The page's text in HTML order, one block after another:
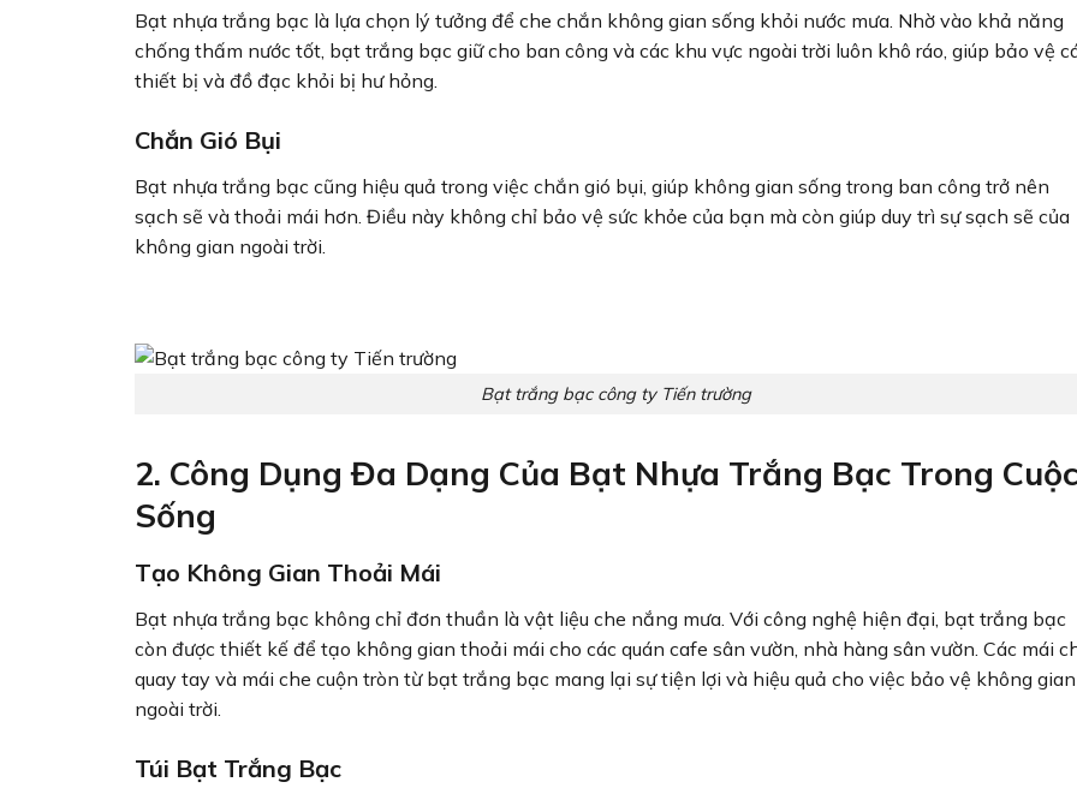
Bạt nhựa trắng bạc là lựa chọn lý tưởng để che chắn không gian sống khỏi nước mưa. Nhờ vào khả năng
chống thấm nước tốt, bạt trắng bạc giữ cho ban công và các khu vực ngoài trời luôn khô ráo, giúp bảo vệ
thiết bị và đồ đạc khỏi bị hư hỏng.
Chắn Gió Bụi
Bạt nhựa trắng bạc cũng hiệu quả trong việc chắn gió bụi, giúp không gian sống trong ban công trở nên
sạch sẽ và thoải mái hơn. Điều này không chỉ bảo vệ sức khỏe của bạn mà còn giúp duy trì sự sạch sẽ của
không gian ngoài trời.
Bạt trắng bạc công ty Tiến trường
2. Công Dụng Đa Dạng Của Bạt Nhựa Trắng Bạc Trong
Sống
Tạo Không Gian Thoải Mái
Bạt nhựa trắng bạc không chỉ đơn thuần là vật liệu che nắng mưa. Với công nghệ hiện đại, bạt trắng bạc
còn được thiết kế để tạo không gian thoải mái cho các quán cafe sân vườn, nhà hàng sân vườn. Các mái
quay tay và mái che cuộn tròn từ bạt trắng bạc mang lại sự tiện lợi và hiệu quả cho việc bảo vệ không gian
ngoài trời.
Túi Bạt Trắng Bạc